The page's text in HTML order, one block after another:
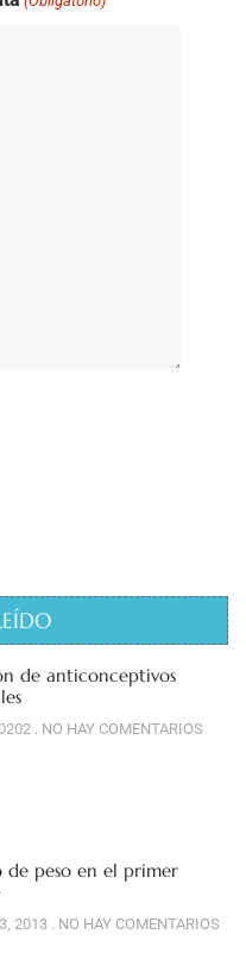
de anticonceptivos
NO HAY COMENTARIOS
de peso en el primer
2013 NO HAY COMENTARIOS